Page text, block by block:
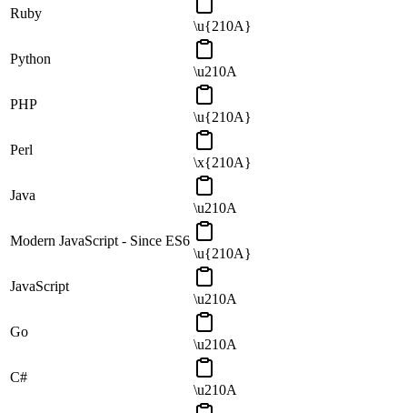
Ruby
\u{210A}
Python
\u210A
PHP
\u{210A}
Perl
\x{210A}
Java
\u210A
Modern JavaScript - Since ES6
\u{210A}
JavaScript
\u210A
Go
\u210A
C#
\u210A